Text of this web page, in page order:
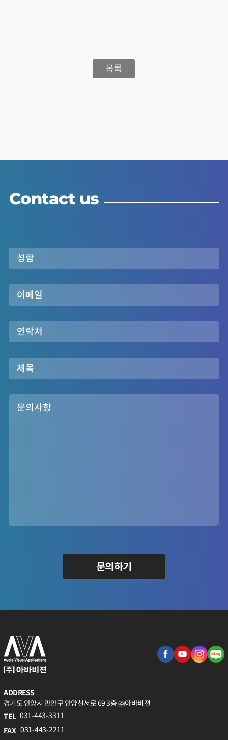
목록
Contact us
문의하기
ADDRESS
경기도 안양시 만안구 안양천서로 69 3층 ㈜아바비젼
TEL 031-443-3311
FAX 031-443-2211